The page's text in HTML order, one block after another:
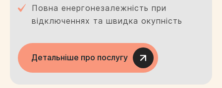
Повна енергонезалежність при
відключеннях та швидка окупність
Детальніше про послугу
Надіслати